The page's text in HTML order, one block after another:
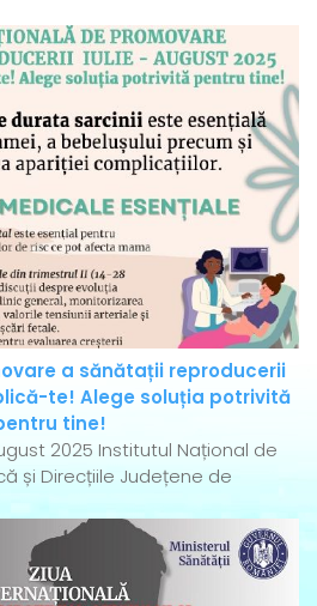
a sănătații reproducerii
te! Alege soluția potrivită
tine!
2025 Institutul Național de
și Direcțiile Județene de